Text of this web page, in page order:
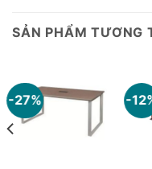
SẢN PHẨM TƯƠNG
-27% -